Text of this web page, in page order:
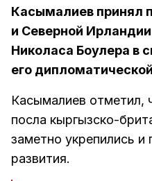
Касымалиев принял
и Северной
Николаса Боулера в
его
Касымалиев отметил,
посла кыргызско-
заметно укрепились и
развития.